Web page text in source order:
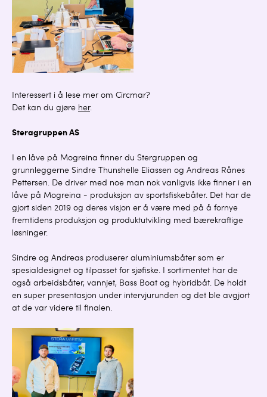
Interessert i å lese mer om Circmar?
Det kan du gjøre her.
Steragruppen AS
I en låve på Mogreina finner du Stergruppen og
grunnleggerne Sindre Thunshelle Eliassen og Andreas Rånes
Pettersen. De driver med noe man nok vanligvis ikke finner i en
låve på Mogreina - produksjon av sportsfiskebåter. Det har de
gjort siden 2019 og deres visjon er å være med på å fornye
fremtidens produksjon og produktutvikling med bærekraftige
løsninger.
Sindre og Andreas produserer aluminiumsbåter som er
spesialdesignet og tilpasset for sjøfiske. I sortimentet har de
også arbeidsbåter, vannjet, Bass Boat og hybridbåt. De holdt
en super presentasjon under intervjurunden og det ble avgjort
at de var videre til finalen.